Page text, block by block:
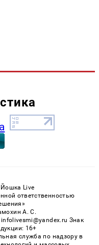
Live
ответственностью
А. С.
Знак
16+
служба по надзору в